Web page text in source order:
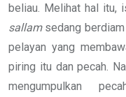
beliau. Melihat hal itu,
sallamsedang berdiam
pelayan yang
piring itu dan pecah.
mengumpulkan